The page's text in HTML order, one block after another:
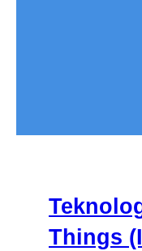
Things